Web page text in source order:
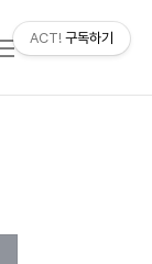
메
ACT! 구독하기